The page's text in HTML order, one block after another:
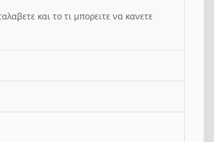
και το τι μπορειτε να κανετε